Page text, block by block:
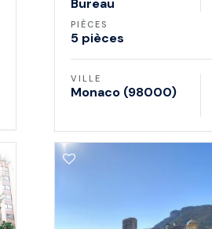
Bureau
PIÈCES
5 pièces
VILLE
Monaco (98000)